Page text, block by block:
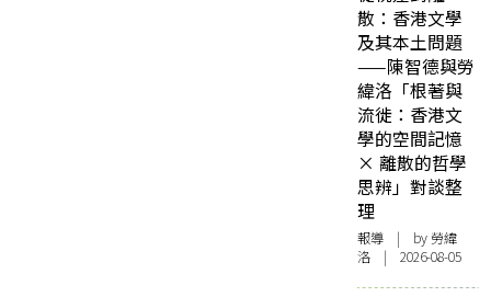
散：香港文學
及其本土問題
——陳智德與勞
緯洛「根著與
流徙：香港文
學的空間記憶
× 離散的哲學
思辨」對談整
理
報導 | by 勞緯
洛 | 2026-08-05